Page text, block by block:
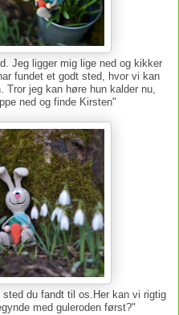
Jeg ligger mig lige ned og kikker
fundet et godt sted, hvor vi kan
jeg kan høre hun kalder nu,
ned og finde Kirsten"
du fandt til os.Her kan vi rigtig
med guleroden først?"